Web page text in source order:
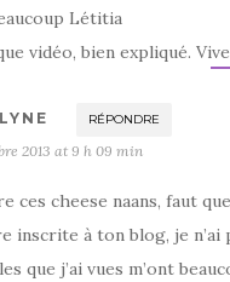
Létitia
vidéo, bien expliqué.
RÉPONDRE
2013 at 9 h 09 min
ces cheese naans, faut
inscrite à ton blog, je
que j’ai vues m’ont